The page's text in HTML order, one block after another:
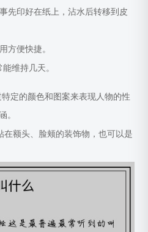
先印好在纸上，沾水后转移到皮
方便快捷。
维持几天。
定的颜色和图案来表现人物的性
。
在额头、脸颊的装饰物，也可以是